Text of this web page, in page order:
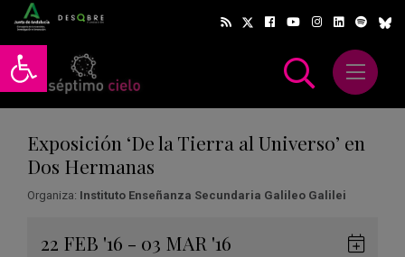
Abrir barra de herramientas
Abrir
Exposición ‘De la Tierra al Universo’ en
Dos Hermanas
Organiza: Instituto Enseñanza Secundaria Galileo Galilei
22 FEB '16 - 03 MAR '16